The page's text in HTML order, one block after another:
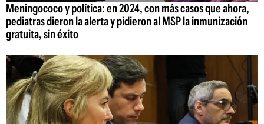
Meningococo y política: en 2024, con más casos que ahora,
pediatras dieron la alerta y pidieron al MSP la inmunización
gratuita, sin éxito